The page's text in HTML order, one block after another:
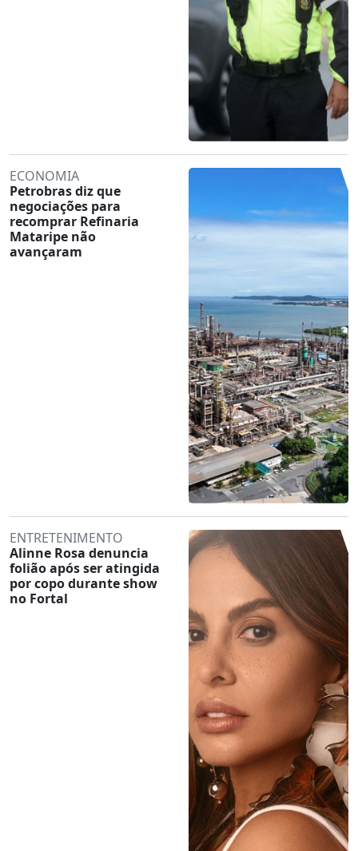
ECONOMIA
Petrobras diz que
negociações para
recomprar Refinaria
Mataripe não
avançaram
ENTRETENIMENTO
Alinne Rosa denuncia
folião após ser atingida
por copo durante show
no Fortal